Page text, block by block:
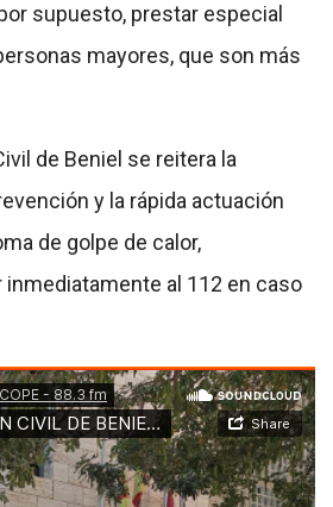
supuesto, prestar especial
mayores, que son más
de Beniel se reitera la
y la rápida actuación
de golpe de calor,
al 112 en caso